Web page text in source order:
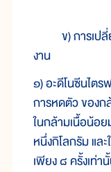
ข) การเป
งาน
๑) อะดีโนซีนไต
การหดตัว ของก
ในกล้ามเนื้อน้อย
หนึ่งกิโลกรัม และ
เพียง ๘ ครั้งเท่า